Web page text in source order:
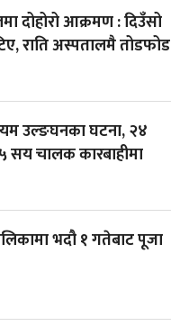
दोहोरो आक्रमण : दिउँसो
राति अस्पतालमै तोडफोड
उल्ङघनका घटना, २४
सय चालक कारबाहीमा
भदौ १ गतेबाट पूजा